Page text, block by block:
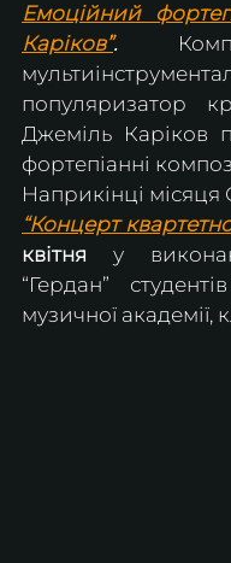
Емоційний
Каріков”.
популяризатор
Джеміль Каріков
фортепіанні
“Концерт
квітня у
“Гердан”
музичної